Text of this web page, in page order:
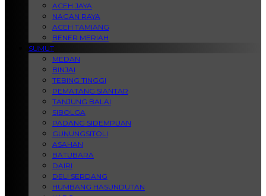
ACEH JAYA
NAGAN RAYA
ACEH TAMIANG
BENER MERIAH
SUMUT
MEDAN
BINJAI
TEBING TINGGI
PEMATANG SIANTAR
TANJUNG BALAI
SIBOLGA
PADANG SIDEMPUAN
GUNUNGSITOLI
ASAHAN
BATUBARA
DAIRI
DELI SERDANG
HUMBANG HASUNDUTAN